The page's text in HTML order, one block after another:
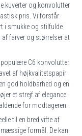
kuverter og konvolutter
pris. Vi forstår
i smukke og stilfulde
farver og størrelser at
C6 konvolutter
af højkvalitetspapir
god holdbarhed og en
et strejf af elegance
for modtageren.
til en bred vifte af
formål. De kan